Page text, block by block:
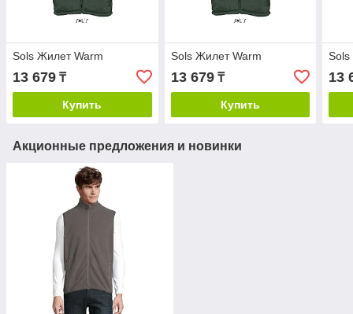
Sols Жилет Warm
13 679 ₸
Купить
Sols Жилет Warm
13 679₸
Купить
13
Акционные предложения и новинки